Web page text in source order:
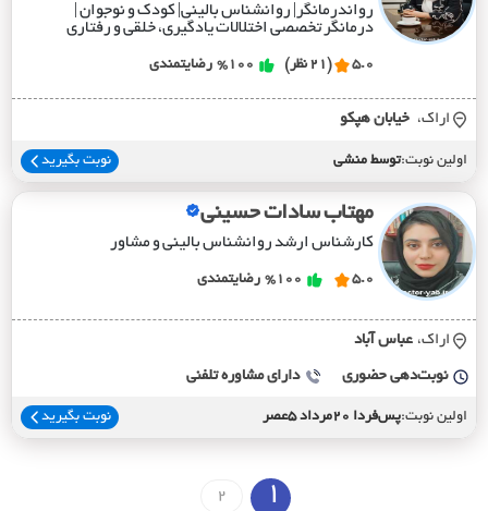
رواندرمانگر| روانشناس بالینی| کودک و نوجوان |
درمانگر تخصصی اختلالات یادگیری، خلقی و رفتاری
5.0 (21 نظر) %100 رضایتمندی
اراک، خيابان هپکو
اولین نوبت:توسط منشی نوبت بگیرید
مهتاب سادات حسینی
کارشناس ارشد روانشناس بالینی و مشاور
5.0
%100 رضایتمندی
اراک، عباس آباد
نوبت‌دهی حضوری دارای مشاوره تلفنی
اولین نوبت:پس‌فردا 20مرداد 5عصر نوبت بگیرید
1
2